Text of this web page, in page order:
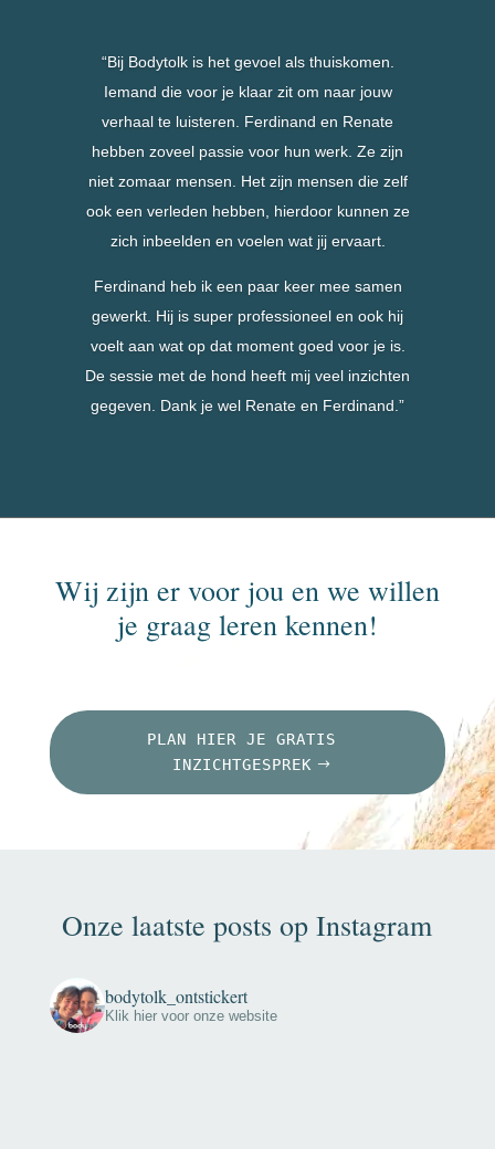
“Bij Bodytolk is het gevoel als thuiskomen.
Iemand die voor je klaar zit om naar jouw
verhaal te luisteren. Ferdinand en Renate
hebben zoveel passie voor hun werk. Ze zijn
niet zomaar mensen. Het zijn mensen die zelf
ook een verleden hebben, hierdoor kunnen ze
zich inbeelden en voelen wat jij ervaart.
Ferdinand heb ik een paar keer mee samen
gewerkt. Hij is super professioneel en ook hij
voelt aan wat op dat moment goed voor je is.
De sessie met de hond heeft mij veel inzichten
gegeven. Dank je wel Renate en Ferdinand.”
Wij zijn er voor jou en we willen
je graag leren kennen!
PLAN HIER JE GRATIS
INZICHTGESPREK
Onze laatste posts op Instagram
bodytolk_ontstickert
Klik hier voor onze website